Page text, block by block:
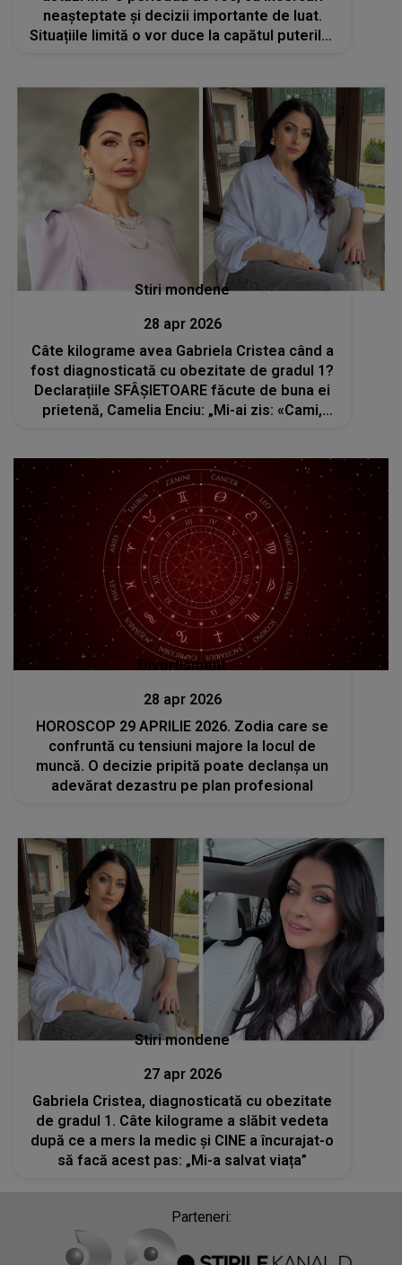
neașteptate și decizii importante de luat.
Situațiile limită o vor duce la capătul puterilor
Stiri mondene
28 apr 2026
Câte kilograme avea Gabriela Cristea când a
fost diagnosticată cu obezitate de gradul 1?
Declarațiile SFÂȘIETOARE făcute de buna ei
prietenă, Camelia Enciu: „Mi-ai zis: «Cami,
Divertisment
28 apr 2026
HOROSCOP 29 APRILIE 2026. Zodia care se
confruntă cu tensiuni majore la locul de
muncă. O decizie pripită poate declanșa un
adevărat dezastru pe plan profesional
Stiri mondene
27 apr 2026
Gabriela Cristea, diagnosticată cu obezitate
de gradul 1. Câte kilograme a slăbit vedeta
după ce a mers la medic și CINE a încurajat-o
să facă acest pas: „Mi-a salvat viața”
Parteneri: